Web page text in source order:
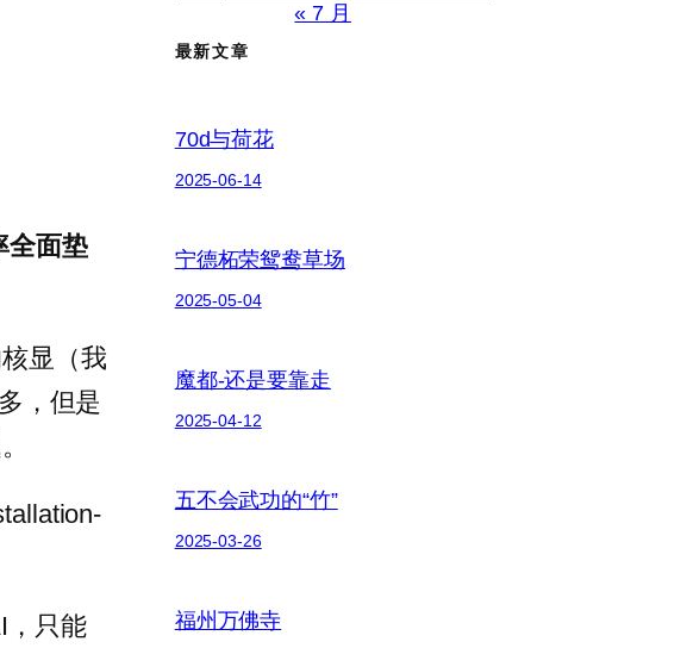
全面垫
显（我
，但是
，只能
« 7 月
最新文章
70d与荷花
2025-06-14
宁德柘荣鸳鸯草场
2025-05-04
魔都-还是要靠走
2025-04-12
五不会武功的“竹”
2025-03-26
福州万佛寺